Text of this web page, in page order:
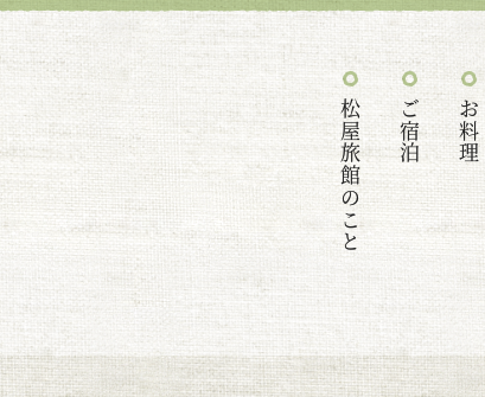
松屋旅館のこと ご宿泊 お料理